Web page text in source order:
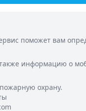
поможет вам
информацию о
охрану.